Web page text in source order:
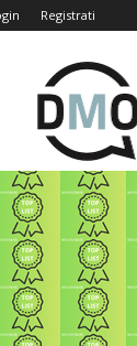
Registrati